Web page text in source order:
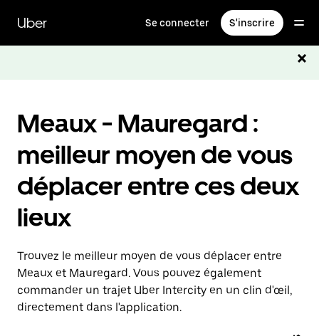
contenu
principal
Uber Se connecter S'inscrire
Meaux - Mauregard :
meilleur moyen de vous
déplacer entre ces deux
lieux
Trouvez le meilleur moyen de vous déplacer entre
Meaux et Mauregard. Vous pouvez également
commander un trajet Uber Intercity en un clin d'œil,
directement dans l'application.